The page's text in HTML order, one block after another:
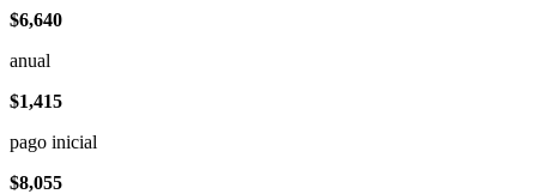
$6,640
anual
$1,415
pago inicial
$8,055